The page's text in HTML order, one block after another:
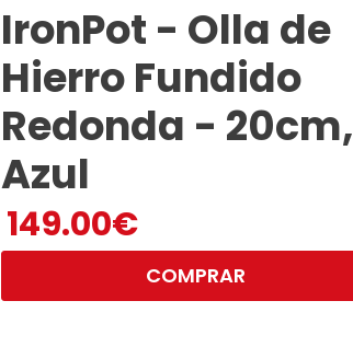
IronPot - Olla de
Hierro Fundido
Redonda - 20cm,
Azul
149.00€
COMPRAR